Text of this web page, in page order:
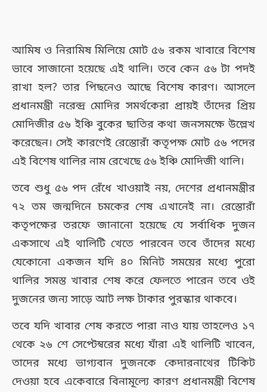
আমিষ ও নিরামিষ মিলিয়ে মোট ৫৬ রকম খাবারে বিশেষ
ভাবে সাজানো হয়েছে এই থালি। তবে কেন ৫৬ টা পদই
রাখা হল? তার পিছনেও আছে বিশেষ কারণ। আসলে
প্রধানমন্ত্রী নরেন্দ্র মোদির সমর্থকেরা প্রায়ই তাঁদের প্রিয়
মোদিজীর ৫৬ ইঞ্চি বুকের ছাতির কথা জনসমক্ষে উল্লেখ
করেছেন। সেই কারণেই রেস্তোরাঁ কতৃপক্ষ মোট ৫৬ পদের
এই বিশেষ থালির নাম রেখেছে ৫৬ ইঞ্চি মোদিজী থালি।
তবে শুধু ৫৬ পদ রেঁধে খাওয়াই নয়, দেশের প্রধানমন্ত্রীর
৭২ তম জন্মদিনে চমকের শেষ এখানেই না। রেস্তোরাঁ
কতৃপক্ষের তরফে জানানো হয়েছে যে সর্বাধিক দুজন
একসাথে এই থালিটি খেতে পারবেন তবে তাঁদের মধ্যে
যেকোনো একজন যদি ৪০ মিনিট সময়ের মধ্যে পুরো
থালির সমস্ত খাবার শেষ করে ফেলতে পারেন তবে ওই
দুজনের জন্য সাড়ে আট লক্ষ টাকার পুরস্কার থাকবে।
তবে যদি খাবার শেষ করতে পারা নাও যায় তাহলেও ১৭
থেকে ২৬ শে সেপ্টেম্বরের মধ্যে যাঁরা এই থালিটি খাবেন,
তাদের মধ্যে ভাগ্যবান দুজনকে কেদারনাথের টিকিট
দেওয়া হবে একেবারে বিনামূল্যে কারণ প্রধানমন্ত্রী বিশেষ